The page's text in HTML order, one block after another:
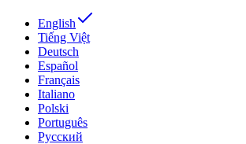
English
Tiếng Việt
Deutsch
Español
Français
Italiano
Polski
Português
Русский